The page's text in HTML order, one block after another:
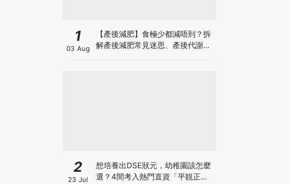
1
03 Aug
【產後減肥】食極少都減唔到？拆
解產後減肥常見迷思、產後代謝、
2
23 Jul
想培養出DSE狀元，幼稚園該怎麼
選？4間考入熱門直資「平靚正」